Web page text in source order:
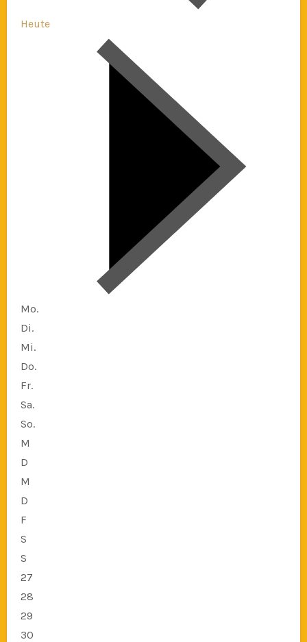
Heute
Mo.
Di.
Mi.
Do.
Fr.
Sa.
So.
M
D
M
D
F
S
S
27
28
29
30